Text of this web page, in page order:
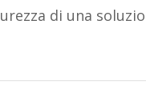
di una